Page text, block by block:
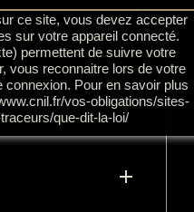
shopping_cart (0)


ce site, vous devez accepter
sur votre appareil connecté.
permettent de suivre votre
vous reconnaitre lors de votre
Pour en savoir plus
vos-obligations/sites-
que-dit-la-loi/